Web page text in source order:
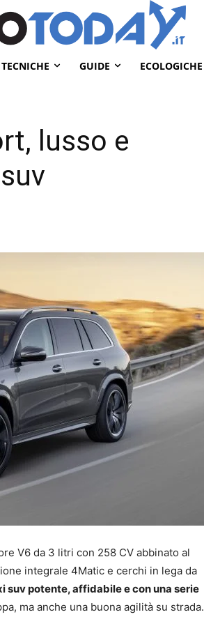
GUIDE ECOLOGICHE
lusso e
V6 da 3 litri con 258 CV abbinato al
integrale 4Matic e cerchi in lega da
suv potente, affidabile e con una serie
ma anche una buona agilità su strada.